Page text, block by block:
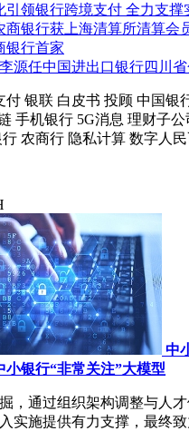
引领银行跨境支付 全力支撑
商银行获上海清算所清算会
银行首家
李源任中国进出口银行四川
付 银联 白皮书 投顾 中国银
手机银行 5G消息 理财子公
行 农商行 隐私计算 数字人民
中
小银行“非常关注”大模型
，通过组织架构调整与人
实施提供有力支撑，最终致